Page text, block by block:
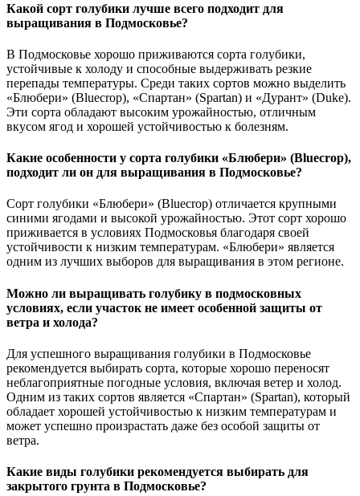
Какой сорт голубики лучше всего подходит для
выращивания в Подмосковье?
В Подмосковье хорошо приживаются сорта голубики,
устойчивые к холоду и способные выдерживать резкие
перепады температуры. Среди таких сортов можно выделить
«Блюбери» (Bluecrop), «Спартан» (Spartan) и «Дурант» (Duke).
Эти сорта обладают высоким урожайностью, отличным
вкусом ягод и хорошей устойчивостью к болезням.
Какие особенности у сорта голубики «Блюбери» (Bluecrop),
подходит ли он для выращивания в Подмосковье?
Сорт голубики «Блюбери» (Bluecrop) отличается крупными
синими ягодами и высокой урожайностью. Этот сорт хорошо
приживается в условиях Подмосковья благодаря своей
устойчивости к низким температурам. «Блюбери» является
одним из лучших выборов для выращивания в этом регионе.
Можно ли выращивать голубику в подмосковных
условиях, если участок не имеет особенной защиты от
ветра и холода?
Для успешного выращивания голубики в Подмосковье
рекомендуется выбирать сорта, которые хорошо переносят
неблагоприятные погодные условия, включая ветер и холод.
Одним из таких сортов является «Спартан» (Spartan), который
обладает хорошей устойчивостью к низким температурам и
может успешно произрастать даже без особой защиты от
ветра.
Какие виды голубики рекомендуется выбирать для
закрытого грунта в Подмосковье?